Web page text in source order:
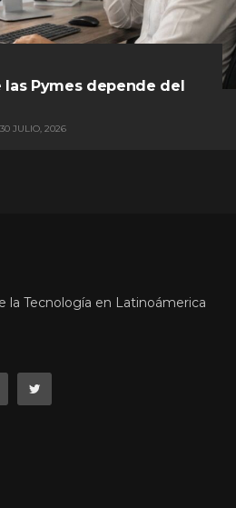
Pymes depende del
30 JULIO, 2026
la Tecnología en Latinoámerica